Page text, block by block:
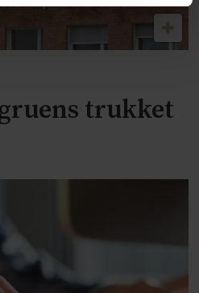
trukket